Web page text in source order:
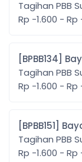
Tagihan PBB
Rp -
Tagihan PBB
Rp -
Tagihan PBB
Rp -